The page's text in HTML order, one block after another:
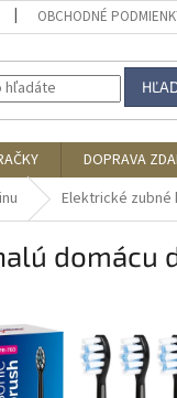
OBCHODNÉ
DOPRAVA
Elektrické zubné
domácu